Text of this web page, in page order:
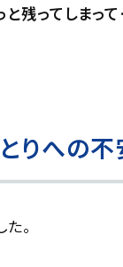
残ってしまっ
りへの不
。